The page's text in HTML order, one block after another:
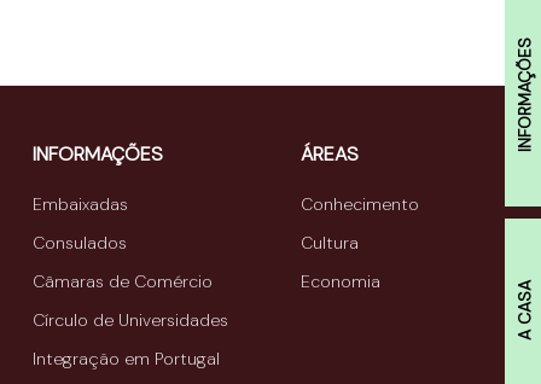
INFORMAÇÕES
A CASA
INFORMAÇÕES
Embaixadas
Consulados
Câmaras de Comércio
Círculo de Universidades
Integração em Portugal
ÁREAS
Conhecimento
Cultura
Economia